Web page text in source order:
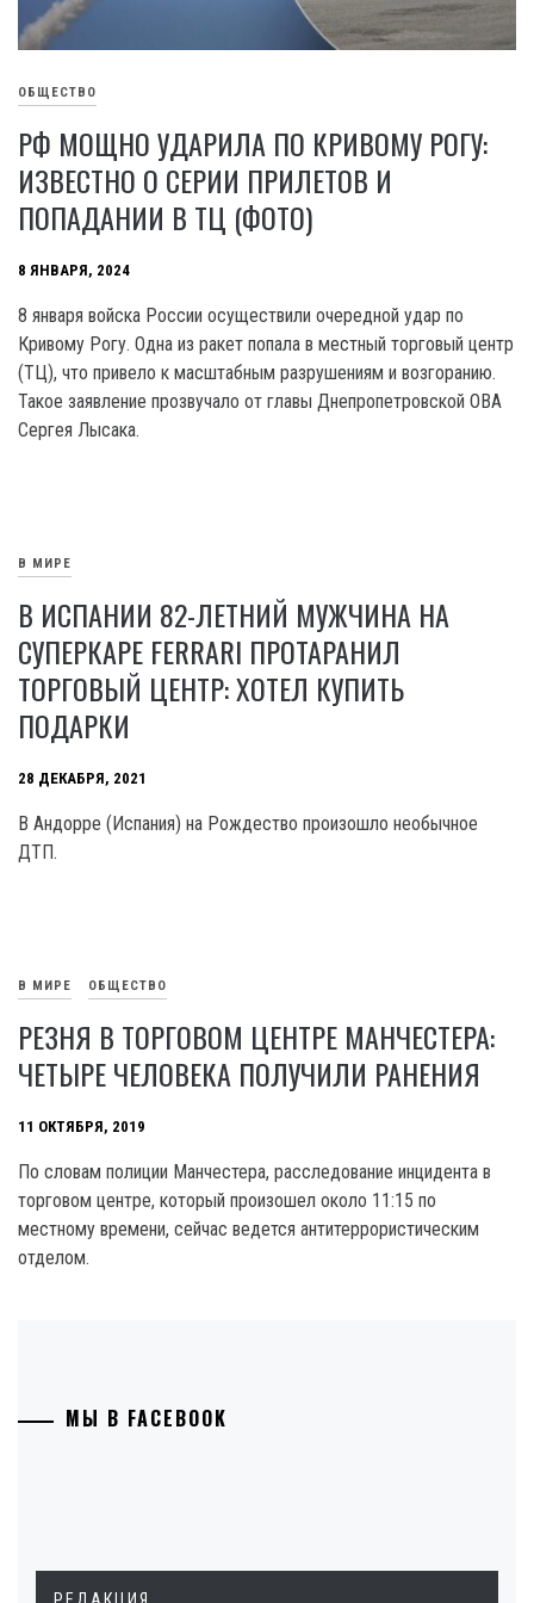
ОБЩЕСТВО
РФ МОЩНО УДАРИЛА ПО КРИВОМУ РОГУ:
ИЗВЕСТНО О СЕРИИ ПРИЛЕТОВ И
ПОПАДАНИИ В ТЦ (ФОТО)
8 ЯНВАРЯ, 2024
8 января войска России осуществили очередной удар по
Кривому Рогу. Одна из ракет попала в местный торговый центр
(ТЦ), что привело к масштабным разрушениям и возгоранию.
Такое заявление прозвучало от главы Днепропетровской OBA
Сергея Лысака.
В МИРЕ
В ИСПАНИИ 82-ЛЕТНИЙ МУЖЧИНА НА
СУПЕРКАРЕ FERRARI ПРОТАРАНИЛ
ТОРГОВЫЙ ЦЕНТР: ХОТЕЛ КУПИТЬ
ПОДАРКИ
28 ДЕКАБРЯ, 2021
В Андорре (Испания) на Рождество произошло необычное
ДТП.
В МИРЕ ОБЩЕСТВО
РЕЗНЯ В ТОРГОВОМ ЦЕНТРЕ МАНЧЕСТЕРА:
ЧЕТЫРЕ ЧЕЛОВЕКА ПОЛУЧИЛИ РАНЕНИЯ
11 ОКТЯБРЯ, 2019
По словам полиции Манчестера, расследование инцидента в
торговом центре, который произошел около 11:15 по
местному времени, сейчас ведется антитеррористическим
отделом.
МЫ В FACEBOOK